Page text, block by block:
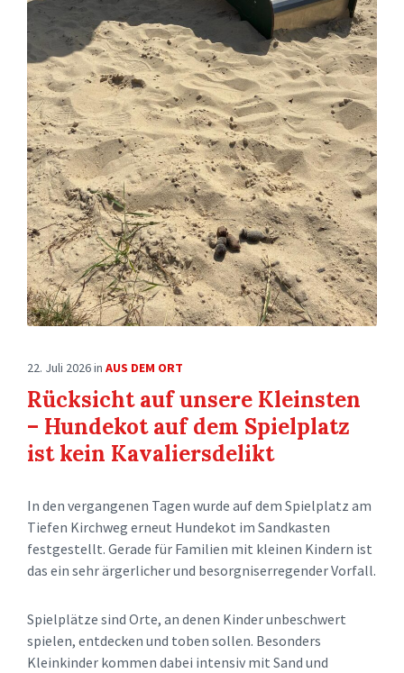
22. Juli 2026in AUS DEM ORT
Rücksicht auf unsere Kleinsten
– Hundekot auf dem Spielplatz
ist kein Kavaliersdelikt
In den vergangenen Tagen wurde auf dem Spielplatz am
Tiefen Kirchweg erneut Hundekot im Sandkasten
festgestellt. Gerade für Familien mit kleinen Kindern ist
das ein sehr ärgerlicher und besorgniserregender Vorfall.
Spielplätze sind Orte, an denen Kinder unbeschwert
spielen, entdecken und toben sollen. Besonders
Kleinkinder kommen dabei intensiv mit Sand und